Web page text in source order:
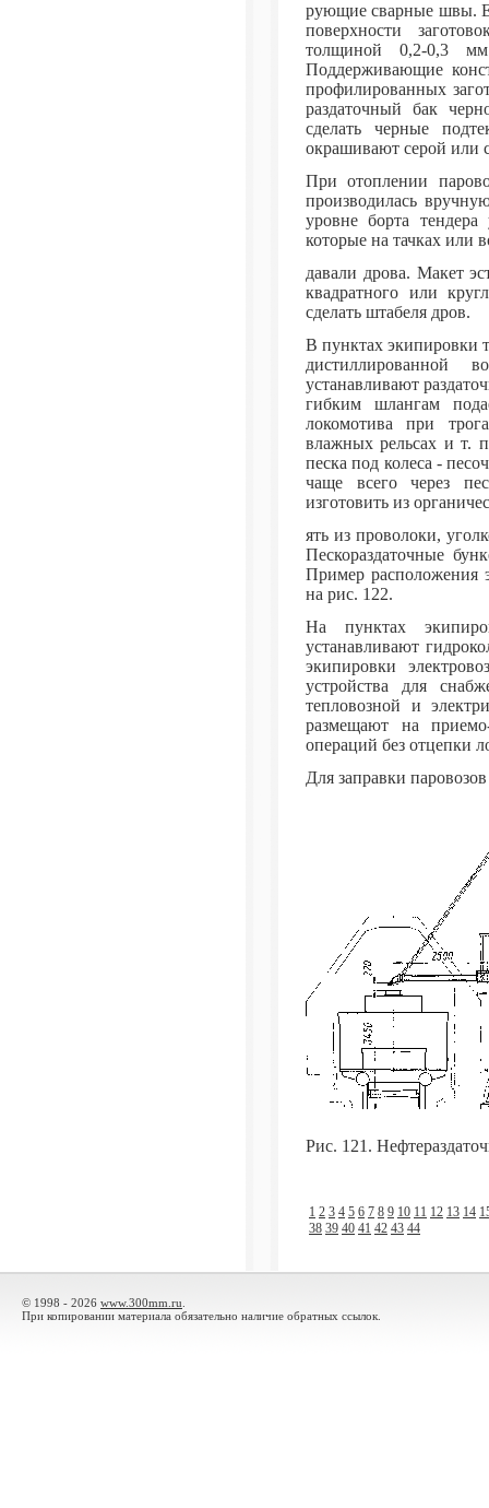
рующие сварные швы.
поверхности
толщиной 0,2-0,3
Поддерживающие
профилированных
раздаточный бак
сделать черные
окрашивают серой или
При отоплении
производилась
уровне борта
которые на тачках или
давали дрова. Макет
квадратного или
сделать штабеля дров.
В пунктах экипировки
устанавливают
гибким шлангам
локомотива при
влажных рельсах и т.
песка под колеса -
чаще всего через
изготовить из
ять из проволоки,
Пескораздаточные
Пример расположения
на рис. 122.
На пунктах
устанавливают
экипировки
устройства для
тепловозной и
размещают на
операций без отцепки
Для заправки
Рис. 121.
1 2 3 4 5 6 7 8 9 10 11 12 13 14
38 39 40 41 42 43 44
© 1998 - 2026 www.300mm.ru
При копировании материала обязательно наличие обратных ссылок.